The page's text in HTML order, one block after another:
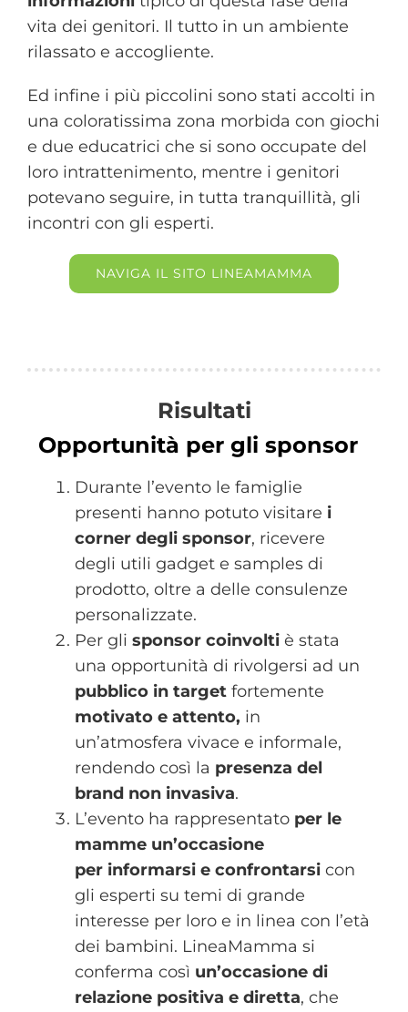
vita dei genitori. Il tutto in un ambiente
rilassato e accogliente.
Ed infine i più piccolini sono stati accolti in
una coloratissima zona morbida con giochi
e due educatrici che si sono occupate del
loro intrattenimento, mentre i genitori
potevano seguire, in tutta tranquillità, gli
incontri con gli esperti.
NAVIGA IL SITO LINEAMAMMA
Risultati
Opportunità per gli sponsor
Durante l’evento le famiglie
presenti hanno potuto visitare i
corner degli sponsor, ricevere
degli utili gadget e samples di
prodotto, oltre a delle consulenze
personalizzate.
Per gli sponsor coinvoltiè stata
una opportunità di rivolgersi ad un
pubblico in targetfortemente
motivato e attento, in
un’atmosfera vivace e informale,
rendendo così la presenza del
brand non invasiva.
L’evento ha rappresentato per le
mamme un’occasione
per informarsi e confrontarsicon
gli esperti su temi di grande
interesse per loro e in linea con l’età
dei bambini. LineaMamma si
conferma così un’occasione di
relazione positiva e diretta, che